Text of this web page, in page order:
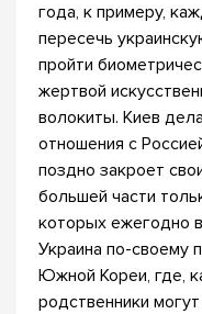
года, к примеру,
пересечь
пройти
жертвой
волокиты. Киев
отношения с
поздно закроет
большей части
которых ежегодно
Украина по-своему
Южной Кореи, где,
родственники